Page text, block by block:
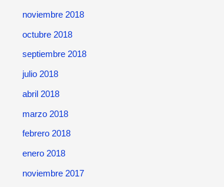
noviembre 2018
octubre 2018
septiembre 2018
julio 2018
abril 2018
marzo 2018
febrero 2018
enero 2018
noviembre 2017